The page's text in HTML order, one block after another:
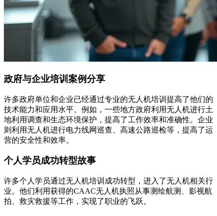
政府与企业培训案例分享
许多政府单位和企业已经通过专业的无人机培训提高了他们的
技术能力和应用水平。例如，一些地方政府利用无人机进行土
地利用调查和生态环境保护，提高了工作效率和准确性。企业
则利用无人机进行电力线网巡查、高速公路巡检等，提高了运
营的安全性和效率。
个人学员成功转型故事
许多个人学员通过无人机培训成功转型，进入了无人机相关行
业。他们利用获得的CAAC无人机执照从事测绘航测、影视航
拍、救灾救援等工作，实现了职业的飞跃。